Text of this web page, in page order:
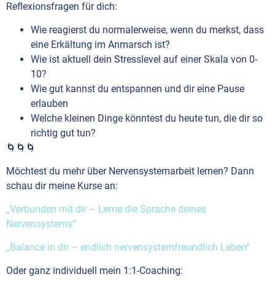
Reflexionsfragen für dich:
Wie reagierst du normalerweise, wenn du merkst, dass
eine Erkältung im Anmarsch ist?
Wie ist aktuell dein Stresslevel auf einer Skala von 0-
10?
Wie gut kannst du entspannen und dir eine Pause
erlauben
Welche kleinen Dinge könntest du heute tun, die dir so
richtig gut tun?
🌀🌀🌀
Möchtest du mehr über Nervensystemarbeit lernen? Dann
schau dir meine Kurse an:
„Verbunden mit dir – Lerne die Sprache deines
Nervensystems“
„Balance in dir – endlich nervensystemfreundlich Leben“
Oder ganz individuell mein 1:1-Coaching: